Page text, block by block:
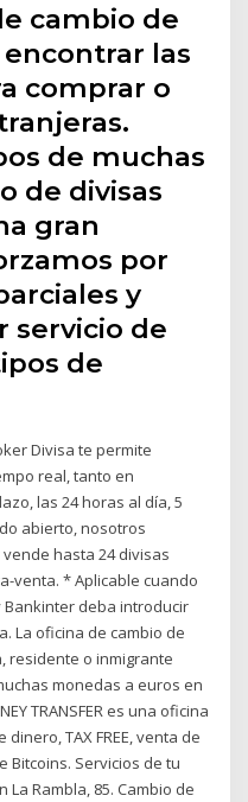
cambio de
encontrar las
comprar o
de muchas
de divisas
gran
por
y
servicio de
de
Divisa te permite
real, tanto en
las 24 horas al día, 5
abierto, nosotros
hasta 24 divisas
venta. * Aplicable cuando
deba introducir
La oficina de cambio de
residente o inmigrante
monedas a euros en
TRANSFER es una oficina
TAX FREE, venta de
Bitcoins. Servicios de tu
La Rambla, 85. Cambio de